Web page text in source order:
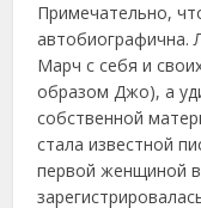
Примечательно,
автобиографична.
Марч с себя и
образом Джо), а
собственной
стала известной
первой женщиной